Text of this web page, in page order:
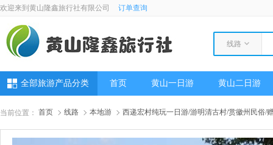
欢迎来到黄山隆鑫旅行社有限公司 订单查询
线路
全部旅游产品分类 首页 黄山一日游 黄山二日游
当前位置： 首页 线路 本地游 西递宏村纯玩一日游/游明清古村/赏徽州民俗/